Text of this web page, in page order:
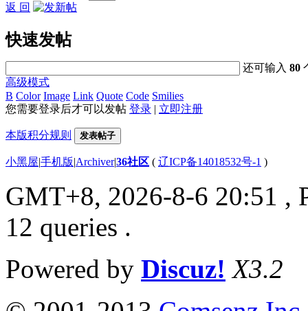
返 回
快速发帖
还可输入80
高级模式
B Color Image Link Quote Code Smilies
您需要登录后才可以发帖 登录 | 立即注册
本版积分规则 发表帖子
小黑屋|手机版|Archiver|36社区 ( 辽ICP备14018532号-1 )
GMT+8, 2026-8-6 20:51 ,
12 queries .
Powered by Discuz! X3.2